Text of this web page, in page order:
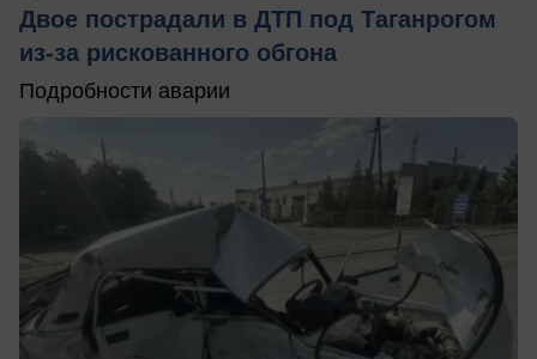
Двое пострадали в ДТП под Таганрогом
из-за рискованного обгона
Подробности аварии